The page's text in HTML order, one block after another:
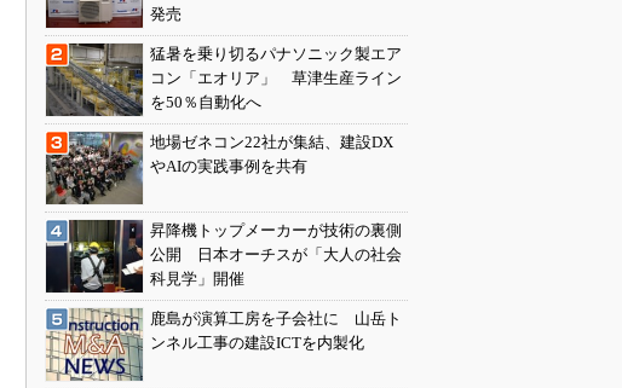
発売
猛暑を乗り切るパナソニック製エア
コン「エオリア」 草津生産ライン
を50％自動化へ
地場ゼネコン22社が集結、建設DX
やAIの実践事例を共有
昇降機トップメーカーが技術の裏側
公開 日本オーチスが「大人の社会
科見学」開催
鹿島が演算工房を子会社に 山岳ト
ンネル工事の建設ICTを内製化